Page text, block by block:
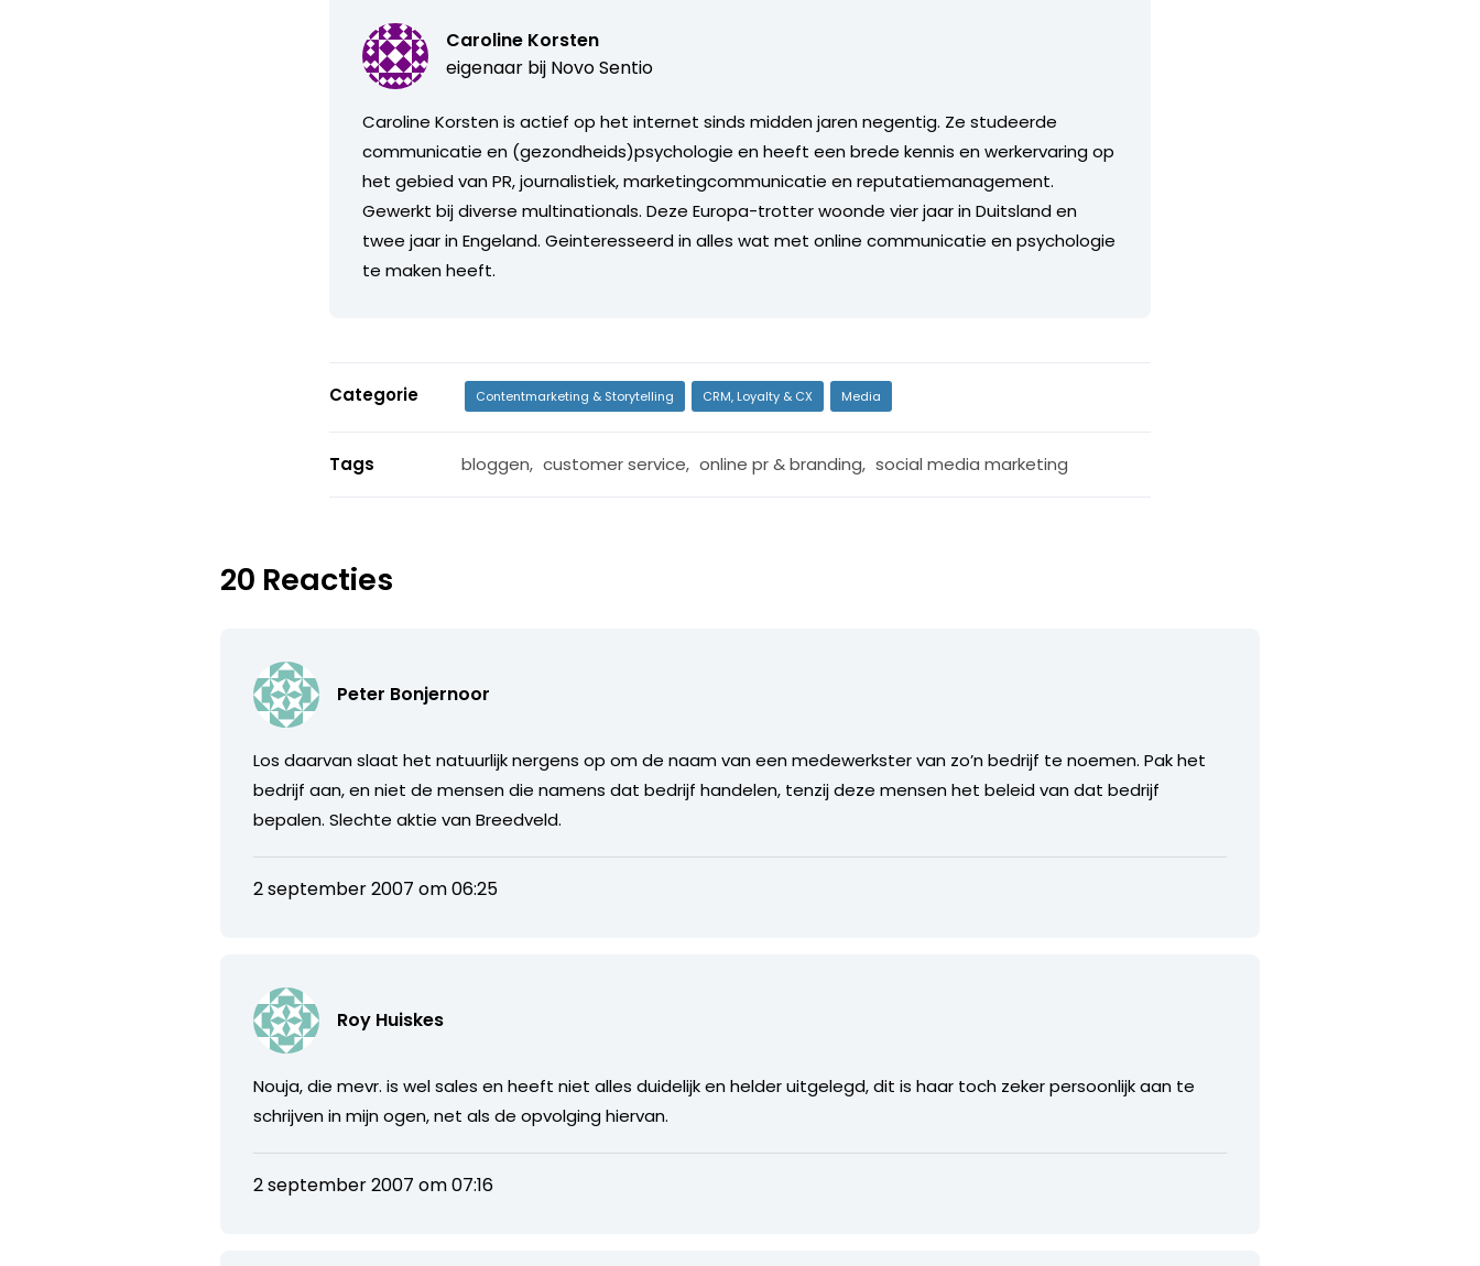
Caroline Korsten
eigenaar bij Novo Sentio
Caroline Korsten is actief op het internet sinds midden jaren negentig. Ze studeerde
communicatie en (gezondheids)psychologie en heeft een brede kennis en werkervaring op
het gebied van PR, journalistiek, marketingcommunicatie en reputatiemanagement.
Gewerkt bij diverse multinationals. Deze Europa-trotter woonde vier jaar in Duitsland en
twee jaar in Engeland. Geinteresseerd in alles wat met online communicatie en psychologie
te maken heeft.
Categorie Contentmarketing & Storytelling CRM, Loyalty & CX Media
Tags bloggen, customer service, online pr & branding, social media marketing
20 Reacties
Peter Bonjernoor
Los daarvan slaat het natuurlijk nergens op om de naam van een medewerkster van zo’n bedrijf te noemen. Pak het
bedrijf aan, en niet de mensen die namens dat bedrijf handelen, tenzij deze mensen het beleid van dat bedrijf
bepalen. Slechte aktie van Breedveld.
2 september 2007 om 06:25
Roy Huiskes
Nouja, die mevr. is wel sales en heeft niet alles duidelijk en helder uitgelegd, dit is haar toch zeker persoonlijk aan te
schrijven in mijn ogen, net als de opvolging hiervan.
2 september 2007 om 07:16